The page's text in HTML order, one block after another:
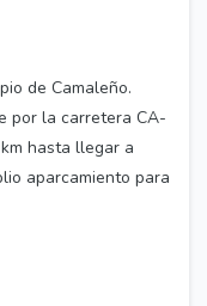
de Camaleño.
por la carretera CA-
hasta llegar a
aparcamiento para